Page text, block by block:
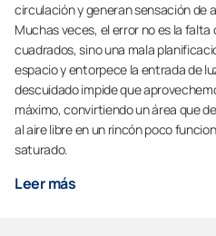
circulación y generan sensación de
Muchas veces, el error no es la falta
cuadrados, sino una mala
espacio y entorpece la entrada de
descuidado impide que
máximo, convirtiendo un área que
al aire libre en un rincón poco
saturado.
Leer más